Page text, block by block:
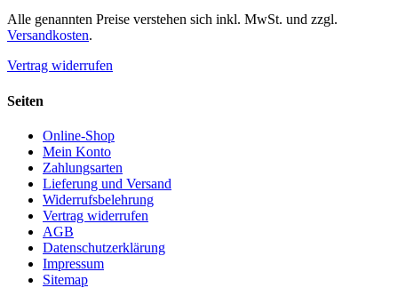
Alle genannten Preise verstehen sich inkl. MwSt. und zzgl.
Versandkosten.
Vertrag widerrufen
Seiten
Online-Shop
Mein Konto
Zahlungsarten
Lieferung und Versand
Widerrufsbelehrung
Vertrag widerrufen
AGB
Datenschutzerklärung
Impressum
Sitemap